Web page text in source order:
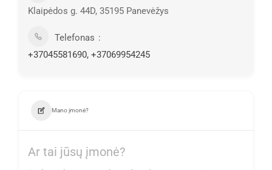
Klaipėdos g. 44D, 35195 Panevėžys
Telefonas
+37045581690, +37069954245
Mano įmonė?
Ar tai jūsų įmonė?